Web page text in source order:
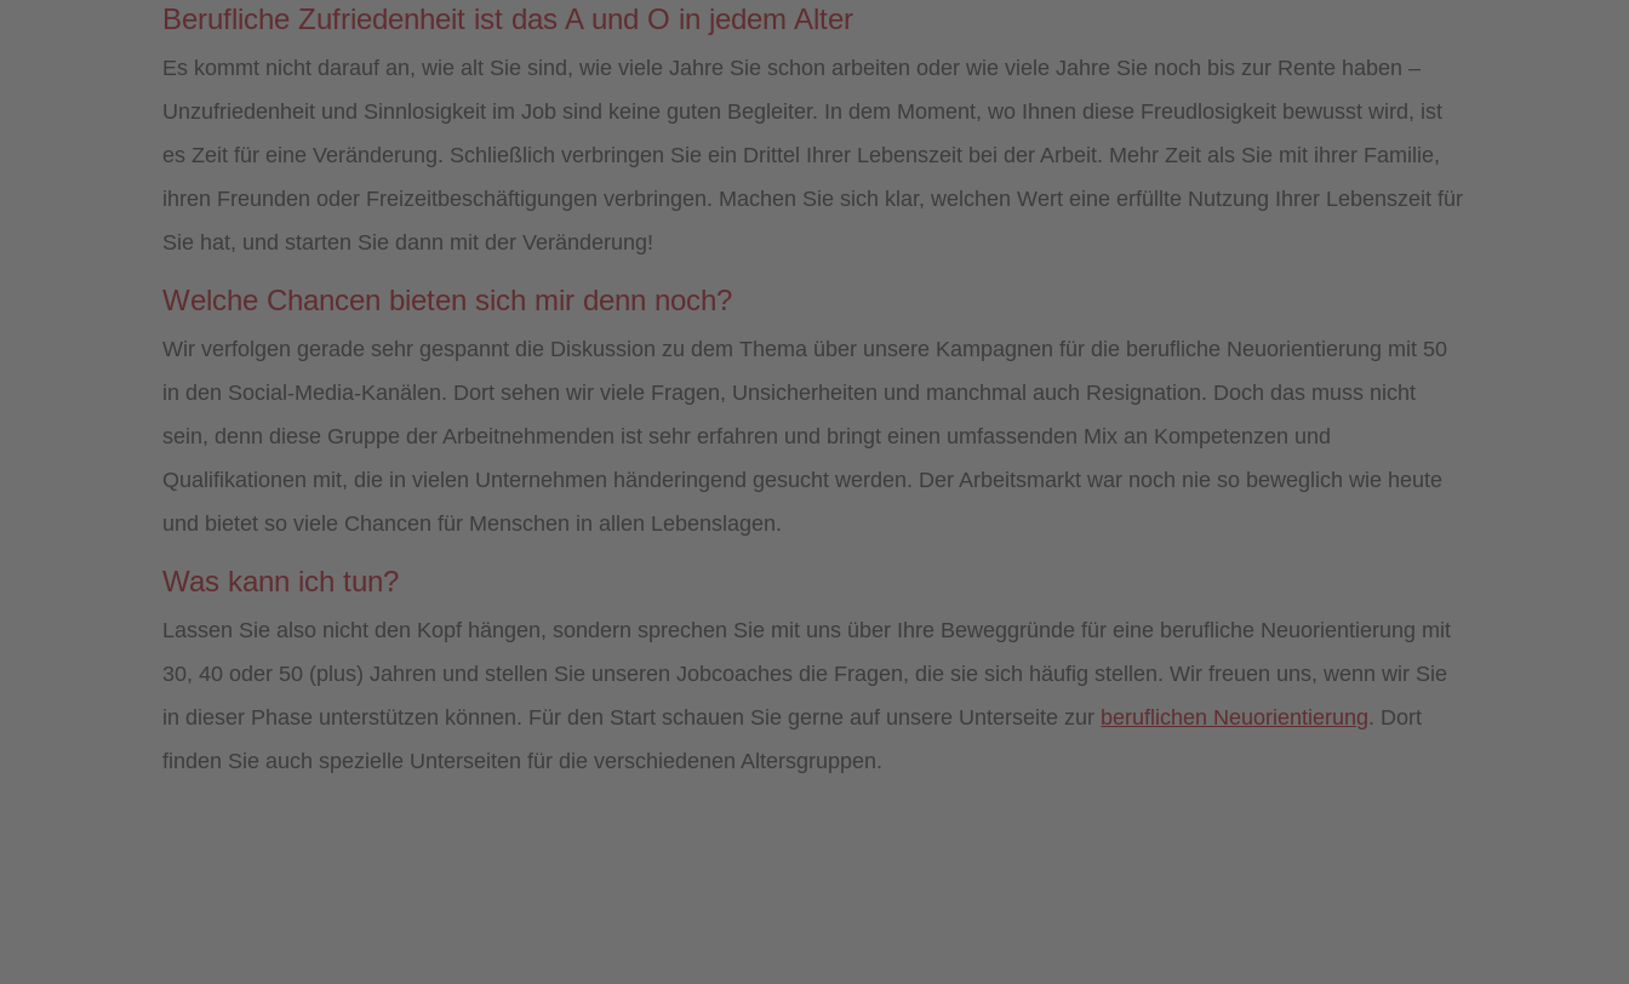
Berufliche Zufriedenheit ist das A und O in jedem Alter
Es kommt nicht darauf an, wie alt Sie sind, wie viele Jahre Sie schon arbeiten oder wie viele Jahre Sie noch bis zur Rente haben –
Unzufriedenheit und Sinnlosigkeit im Job sind keine guten Begleiter. In dem Moment, wo Ihnen diese Freudlosigkeit bewusst wird, ist
es Zeit für eine Veränderung. Schließlich verbringen Sie ein Drittel Ihrer Lebenszeit bei der Arbeit. Mehr Zeit als Sie mit ihrer Familie,
ihren Freunden oder Freizeitbeschäftigungen verbringen. Machen Sie sich klar, welchen Wert eine erfüllte Nutzung Ihrer Lebenszeit für
Sie hat, und starten Sie dann mit der Veränderung!
Welche Chancen bieten sich mir denn noch?
Wir verfolgen gerade sehr gespannt die Diskussion zu dem Thema über unsere Kampagnen für die berufliche Neuorientierung mit 50
in den Social-Media-Kanälen. Dort sehen wir viele Fragen, Unsicherheiten und manchmal auch Resignation. Doch das muss nicht
sein, denn diese Gruppe der Arbeitnehmenden ist sehr erfahren und bringt einen umfassenden Mix an Kompetenzen und
Qualifikationen mit, die in vielen Unternehmen händeringend gesucht werden. Der Arbeitsmarkt war noch nie so beweglich wie heute
und bietet so viele Chancen für Menschen in allen Lebenslagen.
Was kann ich tun?
Lassen Sie also nicht den Kopf hängen, sondern sprechen Sie mit uns über Ihre Beweggründe für eine berufliche Neuorientierung mit
30, 40 oder 50 (plus) Jahren und stellen Sie unseren Jobcoaches die Fragen, die sie sich häufig stellen. Wir freuen uns, wenn wir Sie
in dieser Phase unterstützen können. Für den Start schauen Sie gerne auf unsere Unterseite zur beruflichen Neuorientierung. Dort
finden Sie auch spezielle Unterseiten für die verschiedenen Altersgruppen.